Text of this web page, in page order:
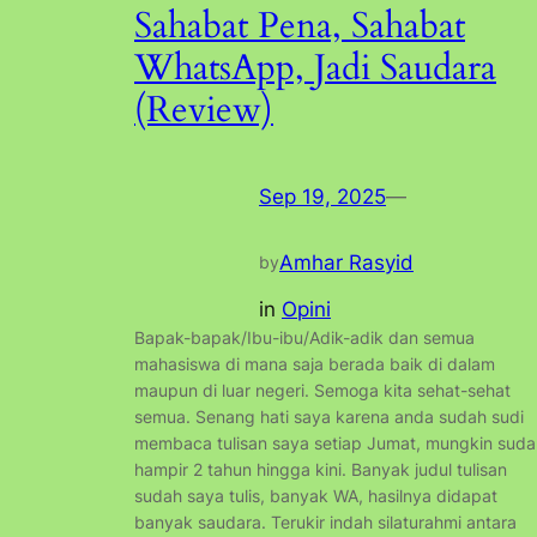
Sahabat Pena, Sahabat
WhatsApp, Jadi Saudara
(Review)
Sep 19, 2025—
byAmhar Rasyid
in Opini
Bapak-bapak/Ibu-ibu/Adik-adik dan semua
mahasiswa di mana saja berada baik di dalam
maupun di luar negeri. Semoga kita sehat-sehat
semua. Senang hati saya karena anda sudah sudi
membaca tulisan saya setiap Jumat, mungkin
hampir 2 tahun hingga kini. Banyak judul tulisan
sudah saya tulis, banyak WA, hasilnya didapat
banyak saudara. Terukir indah silaturahmi antara